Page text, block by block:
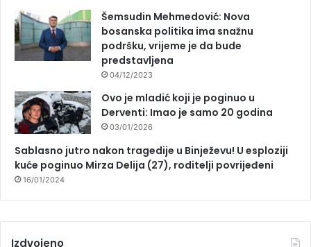
Šemsudin Mehmedović: Nova
bosanska politika ima snažnu
podršku, vrijeme je da bude
predstavljena
04/12/2023
Ovo je mladić koji je poginuo u
Derventi: Imao je samo 20 godina
03/01/2026
Sablasno jutro nakon tragedije u Binježevu! U esploziji
kuće poginuo Mirza Delija (27), roditelji povrijeđeni
16/01/2024
Izdvojeno